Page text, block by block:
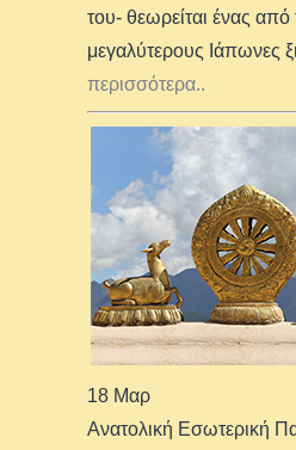
του- θεωρείται ένας από
μεγαλύτερους Ιάπωνες
περισσότερα..
18 Μαρ
Ανατολική Εσωτερική